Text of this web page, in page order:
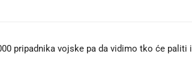
pripadnika vojske pa da vidimo tko će paliti i